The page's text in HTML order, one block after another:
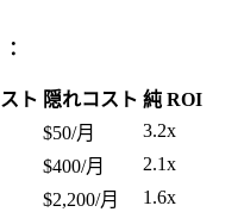
ト 隠れコスト 純 ROI
$50/月
3.2x
$400/月
2.1x
$2,200/月
1.6x